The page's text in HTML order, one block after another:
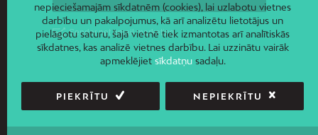
nepieciešamajām sīkdatnēm (cookies), lai uzlabotu vietnes
darbību un pakalpojumus, kā arī analizētu lietotājus un
pielāgotu saturu, šajā vietnē tiek izmantotas arī analītiskās
sīkdatnes, kas analizē vietnes darbību. Lai uzzinātu vairāk
apmeklējiet sīkdatņusadaļu.
PIEKRĪTU NEPIEKRĪTU